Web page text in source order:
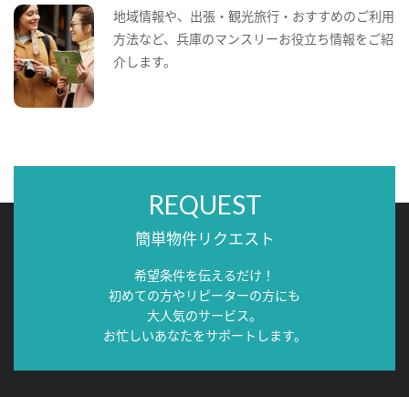
地域情報や、出張・観光旅行・おすすめのご利用
方法など、兵庫のマンスリーお役立ち情報をご紹
介します。
REQUEST
簡単物件リクエスト
希望条件を伝えるだけ！
初めての方やリピーターの方にも
大人気のサービス。
お忙しいあなたをサポートします。